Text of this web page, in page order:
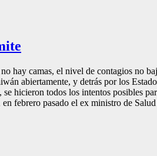
hay camas, el nivel de contagios no
abiertamente, y detrás por los
hicieron todos los intentos posibles
febrero pasado el ex ministro de